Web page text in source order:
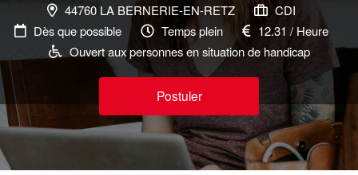
44760 LA BERNERIE-EN-RETZ
CDI
Dès que possible
Temps plein
12.31 / Heure
Ouvert aux personnes en situation de handicap
Postuler